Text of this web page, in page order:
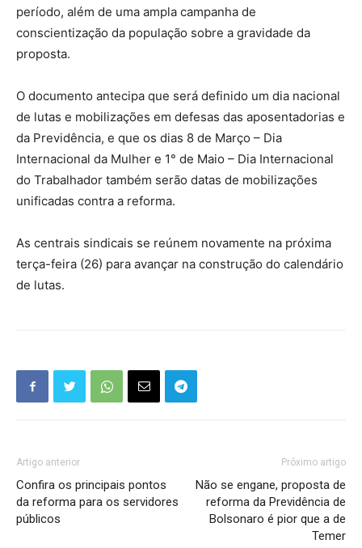
período, além de uma ampla campanha de
conscientização da população sobre a gravidade da
proposta.
O documento antecipa que será definido um dia nacional
de lutas e mobilizações em defesas das aposentadorias e
da Previdência, e que os dias 8 de Março – Dia
Internacional da Mulher e 1° de Maio – Dia Internacional
do Trabalhador também serão datas de mobilizações
unificadas contra a reforma.
As centrais sindicais se reúnem novamente na próxima
terça-feira (26) para avançar na construção do calendário
de lutas.
Artigo anterior
Confira os principais pontos
da reforma para os servidores
públicos
Próximo artigo
Não se engane, proposta de
reforma da Previdência de
Bolsonaro é pior que a de
Temer